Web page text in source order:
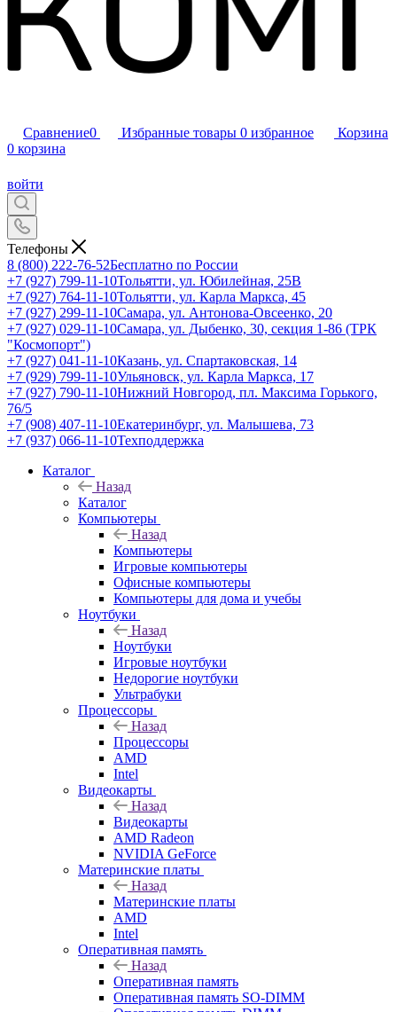
Сравнение0 Избранные товары 0 избранное
Корзина
0 корзина
войти
Телефоны
8 (800) 222-76-52Бесплатно по России
+7 (927) 799-11-10Тольятти, ул. Юбилейная, 25В
+7 (927) 764-11-10Тольятти, ул. Карла Маркса, 45
+7 (927) 299-11-10Самара, ул. Антонова-Овсеенко, 20
+7 (927) 029-11-10Самара, ул. Дыбенко, 30, секция 1-86 (ТРК
"Космопорт")
+7 (927) 041-11-10Казань, ул. Спартаковская, 14
+7 (929) 799-11-10Ульяновск, ул. Карла Маркса, 17
+7 (927) 790-11-10Нижний Новгород, пл. Максима Горького,
76/5
+7 (908) 407-11-10Екатеринбург, ул. Малышева, 73
+7 (937) 066-11-10Техподдержка
Каталог
Назад
Каталог
Компьютеры
Назад
Компьютеры
Игровые компьютеры
Офисные компьютеры
Компьютеры для дома и учебы
Ноутбуки
Назад
Ноутбуки
Игровые ноутбуки
Недорогие ноутбуки
Ультрабуки
Процессоры
Назад
Процессоры
AMD
Intel
Видеокарты
Назад
Видеокарты
AMD Radeon
NVIDIA GeForce
Материнские платы
Назад
Материнские платы
AMD
Intel
Оперативная память
Назад
Оперативная память
Оперативная память SO-DIMM